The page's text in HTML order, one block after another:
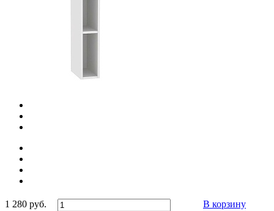
1 280 руб.
В корзину